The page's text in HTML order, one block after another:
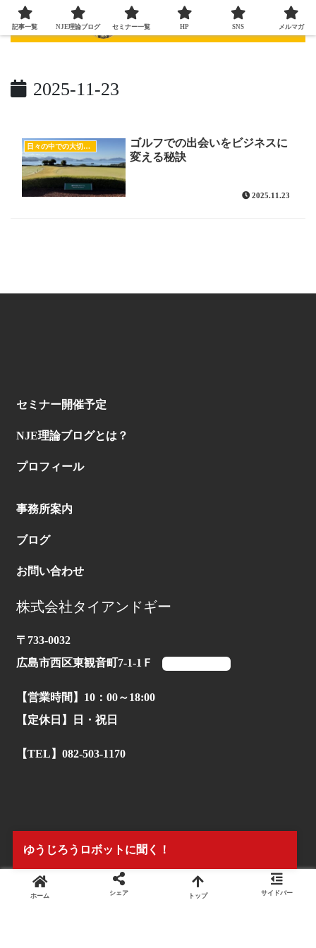
2025-11-23
日々の中での大切な気付き
ゴルフでの出会いをビジネスに
変える秘訣
2025.11.23
セミナー開催予定
NJE理論ブログとは？
プロフィール
事務所案内
ブログ
お問い合わせ
株式会社タイアンドギー
〒733-0032
広島市西区東観音町7-1-1Ｆ
【営業時間】10：00～18:00
【定休日】日・祝日
【TEL】082-503-1170
株式会社タイアンドギー
記事一覧 NJE理論ブログ セミナー一覧 HP SNS メルマガ
ホーム シェア トップ サイドバー
ゆうじろうロボットに聞く！